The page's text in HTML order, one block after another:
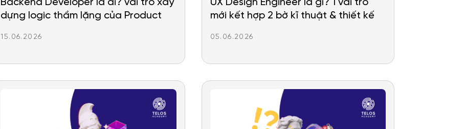
Backend Developer là ai? vai trò xây
dựng logic thầm lặng của Product
15.06.2026
UX Design Engineer là gì? 1 vai trò
mới kết hợp 2 bờ kĩ thuật & thiết kế
05.06.2026